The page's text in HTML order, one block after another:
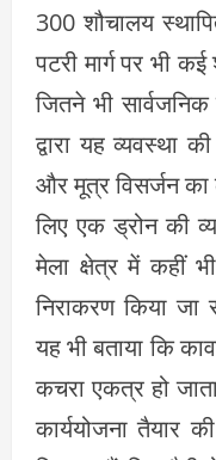
300 शौचालय
पटरी मार्ग पर भी
जितने भी
द्वारा यह व्यवस्था
और मूत्र विसर्जन
लिए एक ड्रोन की
मेला क्षेत्र में कहीं
निराकरण किया
यह भी बताया कि
कचरा एकत्र हो
कार्ययोजना तैयार